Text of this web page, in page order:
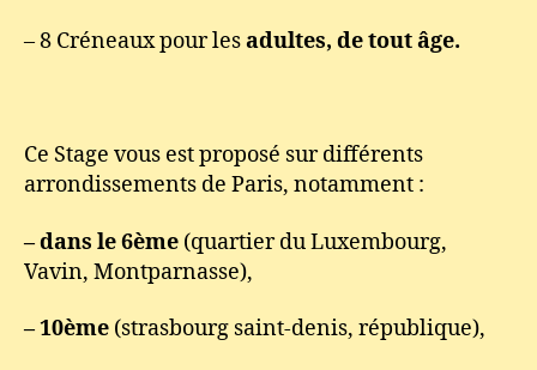
– 8 Créneaux pour lesadultes, de tout âge.
Ce Stage vous est proposé sur différents
arrondissements de Paris, notamment :
– dans le 6ème (quartier du Luxembourg,
Vavin, Montparnasse),
– 10ème (strasbourg saint-denis, république),